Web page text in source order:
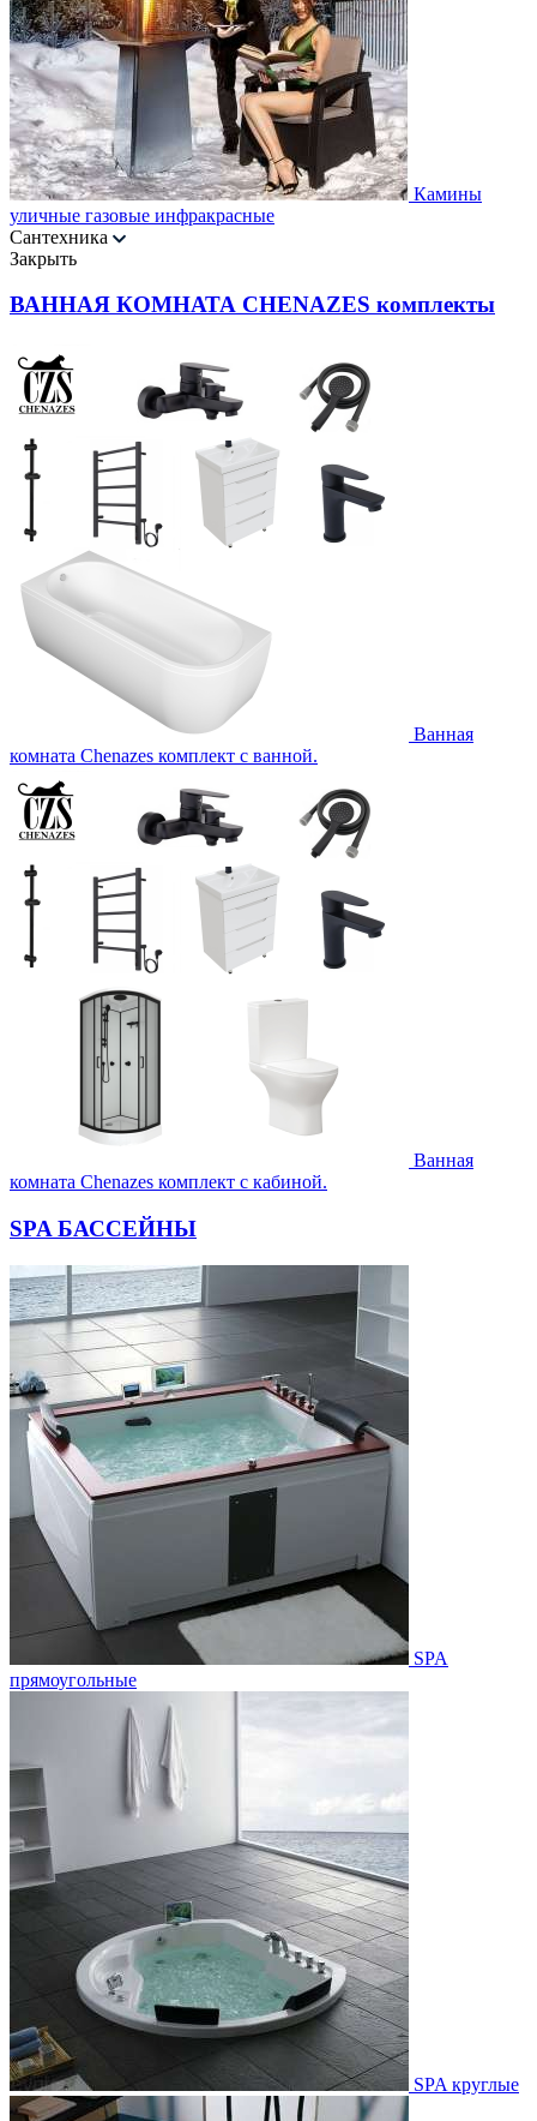
Камины
уличные газовые инфракрасные
Сантехника
Закрыть
ВАННАЯ КОМНАТА CHENAZES комплекты
Ванная
комната Chenazes комплект с ванной.
Ванная
комната Chenazes комплект с кабиной.
SPA БАССЕЙНЫ
SPA
прямоугольные
SPA круглые